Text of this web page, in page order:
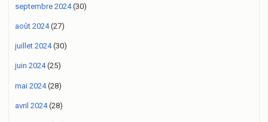
septembre 2024(30)
août 2024(27)
juillet 2024(30)
juin 2024(25)
mai 2024(28)
avril 2024(28)